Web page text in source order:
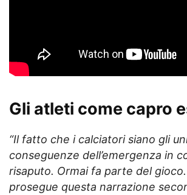
Gli atleti come capro
“Il fatto che i calciatori siano gli
conseguenze dell’emergenza in
risaputo. Ormai fa parte del
prosegue questa narrazione